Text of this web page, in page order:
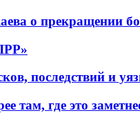
о прекращении
последствий и
там, где это